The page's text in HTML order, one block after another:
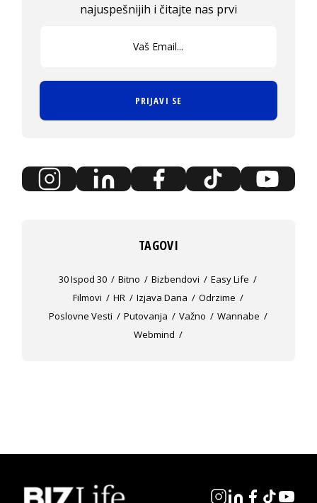
najuspešnijih i čitajte nas prvi
PRIJAVI SE
TAGOVI
30 Ispod 30 Bitno Bizbendovi
Easy Life
Filmovi
HR Izjava Dana
Odrzime
Poslovne Vesti
Putovanja Važno
Wannabe
Webmind